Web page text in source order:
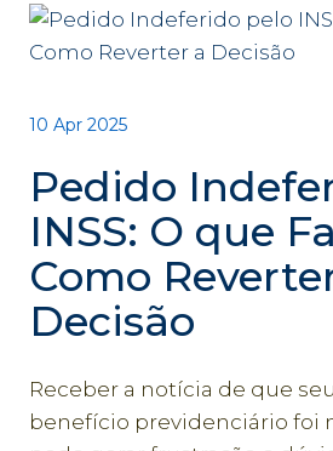
10 Apr 2025
Pedido
INSS: O que
Como
Decisão
Receber a notícia de que
benefício previdenciário foi